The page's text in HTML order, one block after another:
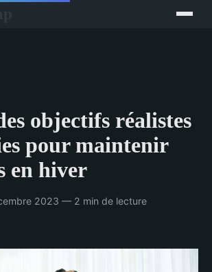
objectifs réalistes
pour maintenir
en hiver
2023 — 2 min de lecture